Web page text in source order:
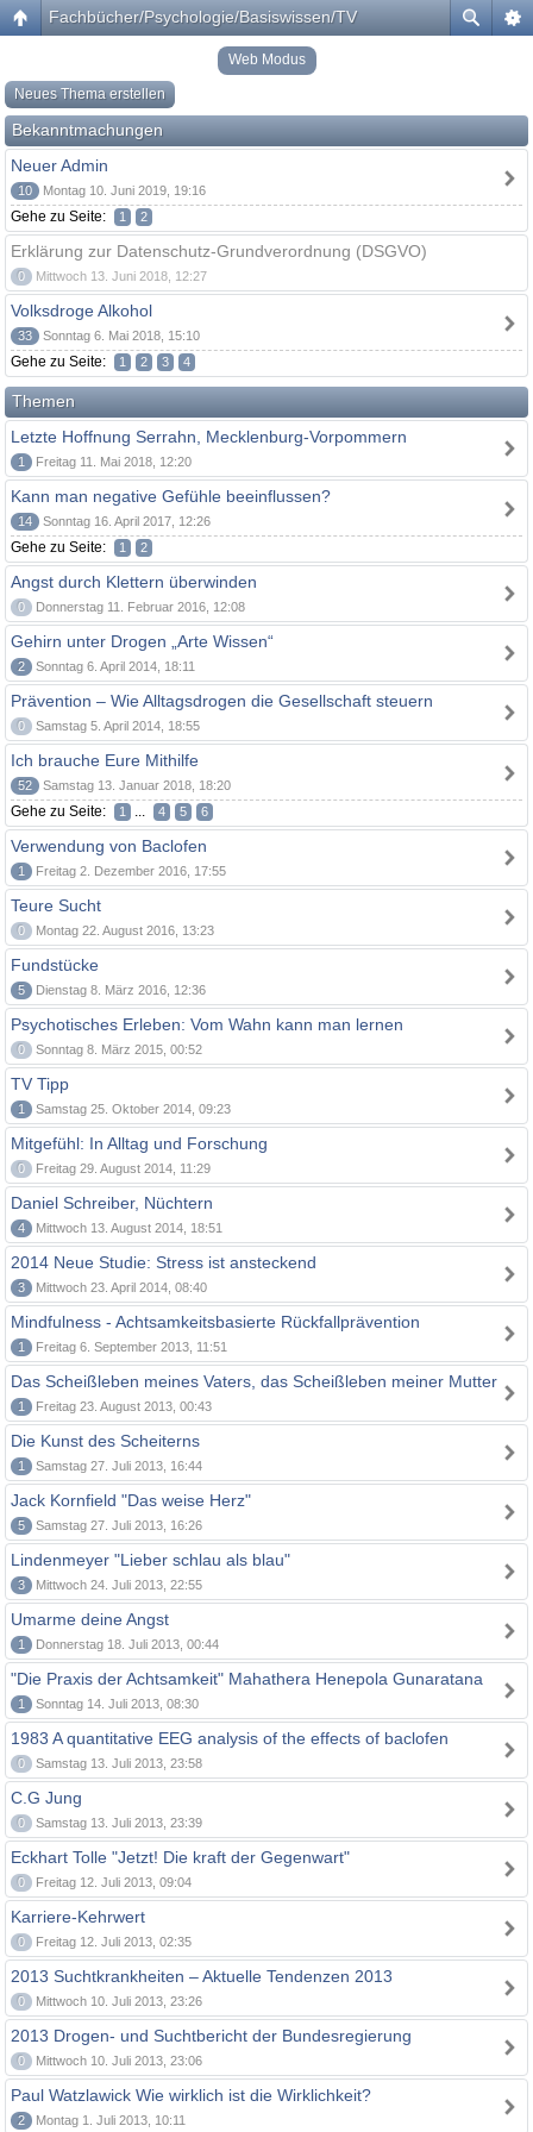
Fachbücher/Psychologie/Basiswissen/TV
Web Modus
Neues Thema erstellen
Bekanntmachungen
Neuer Admin
10 Montag 10. Juni 2019, 19:16
Gehe zu Seite: 1 2
Erklärung zur Datenschutz-Grundverordnung (DSGVO)
0 Mittwoch 13. Juni 2018, 12:27
Volksdroge Alkohol
33 Sonntag 6. Mai 2018, 15:10
Gehe zu Seite: 1 2 3 4
Themen
Letzte Hoffnung Serrahn, Mecklenburg-Vorpommern
1 Freitag 11. Mai 2018, 12:20
Kann man negative Gefühle beeinflussen?
14 Sonntag 16. April 2017, 12:26
Gehe zu Seite: 1 2
Angst durch Klettern überwinden
0 Donnerstag 11. Februar 2016, 12:08
Gehirn unter Drogen „Arte Wissen“
2 Sonntag 6. April 2014, 18:11
Prävention – Wie Alltagsdrogen die Gesellschaft steuern
0 Samstag 5. April 2014, 18:55
Ich brauche Eure Mithilfe
52 Samstag 13. Januar 2018, 18:20
Gehe zu Seite: 1 ... 4 5 6
Verwendung von Baclofen
1 Freitag 2. Dezember 2016, 17:55
Teure Sucht
0 Montag 22. August 2016, 13:23
Fundstücke
5 Dienstag 8. März 2016, 12:36
Psychotisches Erleben: Vom Wahn kann man lernen
0 Sonntag 8. März 2015, 00:52
TV Tipp
1 Samstag 25. Oktober 2014, 09:23
Mitgefühl: In Alltag und Forschung
0 Freitag 29. August 2014, 11:29
Daniel Schreiber, Nüchtern
4 Mittwoch 13. August 2014, 18:51
2014 Neue Studie: Stress ist ansteckend
3 Mittwoch 23. April 2014, 08:40
Mindfulness - Achtsamkeitsbasierte Rückfallprävention
1 Freitag 6. September 2013, 11:51
Das Scheißleben meines Vaters, das Scheißleben meiner Mutter
1 Freitag 23. August 2013, 00:43
Die Kunst des Scheiterns
1 Samstag 27. Juli 2013, 16:44
Jack Kornfield "Das weise Herz"
5 Samstag 27. Juli 2013, 16:26
Lindenmeyer "Lieber schlau als blau"
3 Mittwoch 24. Juli 2013, 22:55
Umarme deine Angst
1 Donnerstag 18. Juli 2013, 00:44
"Die Praxis der Achtsamkeit" Mahathera Henepola Gunaratana
1 Sonntag 14. Juli 2013, 08:30
1983 A quantitative EEG analysis of the effects of baclofen
0 Samstag 13. Juli 2013, 23:58
C.G Jung
0 Samstag 13. Juli 2013, 23:39
Eckhart Tolle "Jetzt! Die kraft der Gegenwart"
0 Freitag 12. Juli 2013, 09:04
Karriere-Kehrwert
0 Freitag 12. Juli 2013, 02:35
2013 Suchtkrankheiten – Aktuelle Tendenzen 2013
0 Mittwoch 10. Juli 2013, 23:26
2013 Drogen- und Suchtbericht der Bundesregierung
0 Mittwoch 10. Juli 2013, 23:06
Paul Watzlawick Wie wirklich ist die Wirklichkeit?
2 Montag 1. Juli 2013, 10:11